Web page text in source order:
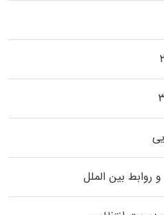
روابط بین الملل